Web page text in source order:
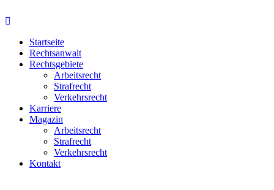
Startseite
Rechtsanwalt
Rechtsgebiete
Arbeitsrecht
Strafrecht
Verkehrsrecht
Karriere
Magazin
Arbeitsrecht
Strafrecht
Verkehrsrecht
Kontakt